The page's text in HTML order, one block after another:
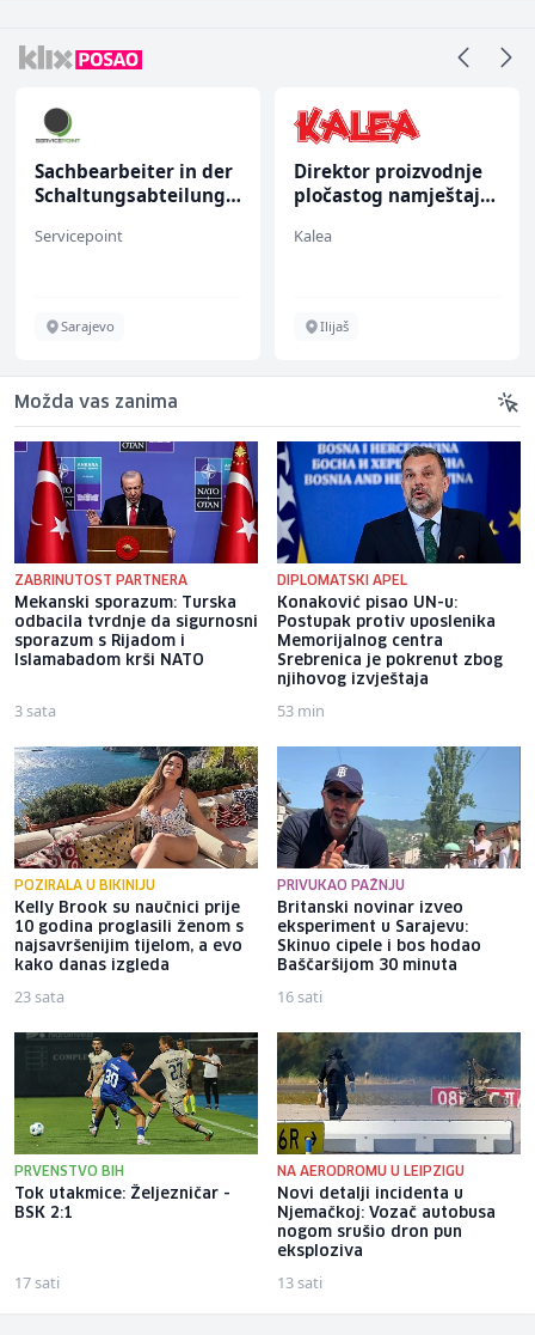
Sachbearbeiter in der
Schaltungsabteilung
Servicepoint
Sarajevo
Direktor proizvodnje
pločastog namještaja
Kalea
Ilijaš
Možda vas zanima
ZABRINUTOST PARTNERA
Mekanski sporazum: Turska
odbacila tvrdnje da sigurnosni
sporazum s Rijadom i
Islamabadom krši NATO
3 sata
DIPLOMATSKI APEL
Konaković pisao UN-u:
Postupak protiv uposlenika
Memorijalnog centra
Srebrenica je pokrenut zbog
njihovog izvještaja
53 min
POZIRALA U BIKINIJU
Kelly Brook su naučnici prije
10 godina proglasili ženom s
najsavršenijim tijelom, a evo
kako danas izgleda
23 sata
PRIVUKAO PAŽNJU
Britanski novinar izveo
eksperiment u Sarajevu:
Skinuo cipele i bos hodao
Baščaršijom 30 minuta
16 sati
PRVENSTVO BIH
Tok utakmice: Željezničar -
BSK 2:1
17 sati
NA AERODROMU U LEIPZIGU
Novi detalji incidenta u
Njemačkoj: Vozač autobusa
nogom srušio dron pun
eksploziva
13 sati